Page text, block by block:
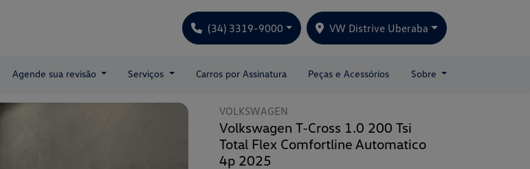
(34) 3319-9000 VW Distrive Uberaba
Agende sua revisão Serviços Carros por Assinatura Peças e Acessórios Sobre
VOLKSWAGEN
Volkswagen T-Cross 1.0 200 Tsi
Total Flex Comfortline Automatico
4p 2025